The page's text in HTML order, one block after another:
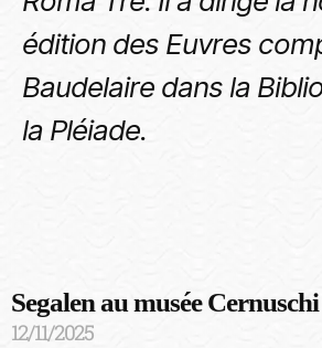
édition des Euvres
Baudelaire dans la
la Pléiade.
Segalen au musée Cernuschi
12/11/2025